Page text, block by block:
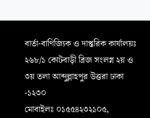
বার্তা-বাণিজ্যিক ও দাপ্তরিক কার্যালয়ঃ
২৬৮/১ কোটবাড়ী ব্রিজ সংলগ্ন ২য় ও
৩য় তলা আব্দুল্লাহপুর উত্তরা ঢাকা
-১২৩০
মোবাইলঃ ০১৫৫৪২৩২১০৫,